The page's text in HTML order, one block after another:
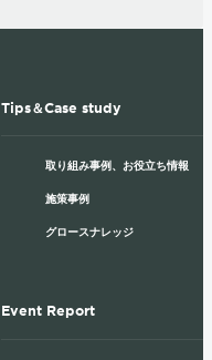
Tips＆Case study
取り組み事例、お役立ち情報
施策事例
グロースナレッジ
Event Report